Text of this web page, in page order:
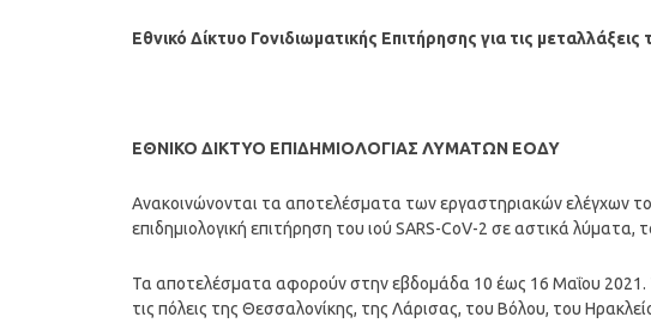
Εθνικό Δίκτυο Γονιδιωματικής Επιτήρησης για τις
ΕΘΝΙΚΟ ΔΙΚΤΥΟ ΕΠΙΔΗΜΙΟΛΟΓΙΑΣ ΛΥΜΑΤΩΝ ΕΟΔΥ
Ανακοινώνονται τα αποτελέσματα των εργαστηριακών ελέγχων
επιδημιολογική επιτήρηση του ιού SARS-CoV-2 σε αστικά λύματα,
Τα αποτελέσματα αφορούν στην εβδομάδα 10 έως 16 Μαΐου 2021.
τις πόλεις της Θεσσαλονίκης, της Λάρισας, του Βόλου, του